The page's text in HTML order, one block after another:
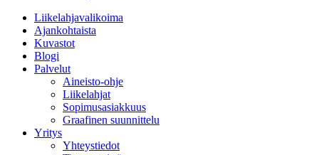
Liikelahjavalikoima
Ajankohtaista
Kuvastot
Blogi
Palvelut
Aineisto-ohje
Liikelahjat
Sopimusasiakkuus
Graafinen suunnittelu
Yritys
Yhteystiedot